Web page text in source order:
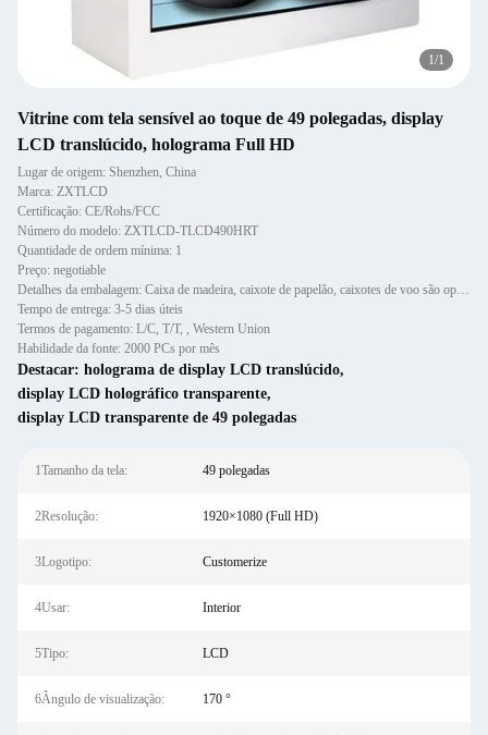
1/1
Vitrine com tela sensível ao toque de 49 polegadas, display
LCD translúcido, holograma Full HD
Lugar de origem: Shenzhen, China
Marca: ZXTLCD
Certificação: CE/Rohs/FCC
Número do modelo: ZXTLCD-TLCD490HRT
Quantidade de ordem mínima: 1
Preço: negotiable
Detalhes da embalagem: Caixa de madeira, caixote de papelão, caixotes de voo são opcionais
Tempo de entrega: 3-5 dias úteis
Termos de pagamento: L/C, T/T, , Western Union
Habilidade da fonte: 2000 PCs por mês
Destacar: holograma de display LCD translúcido,
display LCD holográfico transparente,
display LCD transparente de 49 polegadas
1Tamanho da tela: 49 polegadas
2Resolução: 1920×1080 (Full HD)
3Logotipo: Customerize
4Usar: Interior
5Tipo: LCD
6Ângulo de visualização: 170 °